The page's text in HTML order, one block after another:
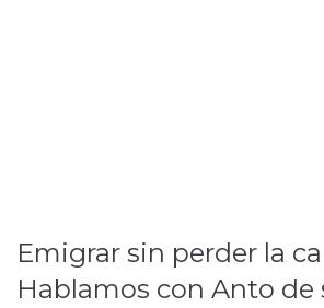
Emigrar sin perder la
Hablamos con Anto de